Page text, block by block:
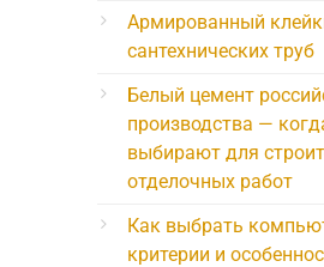
Армированный
сантехнических труб
Белый цемент
производства —
выбирают для
отделочных работ
Как выбрать
критерии и